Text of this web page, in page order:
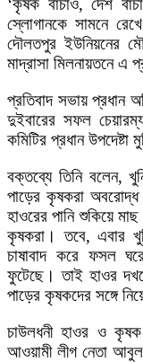
‘কৃষক বাঁচাও, দেশ
স্লোগানকে সামনে
দৌলতপুর ইউনিয়নের
মাদ্রাসা মিলনায়তনে এ
প্রতিবাদ সভায় প্রধান
দুইবারের সফল
কমিটির প্রধান উপদেষ্টা
বক্তব্যে তিনি বলেন,
পাড়ের কৃষকরা অবরোদ্ধ
হাওরের পানি শুকিয়ে
কৃষকরা। তবে, এবার
চাষাবাদ করে ফসল
ফুটেছে। তাই হাওর
পাড়ের কৃষকদের সঙ্গে
চাউলধনী হাওর ও
আওয়ামী লীগ নেতা আবুল